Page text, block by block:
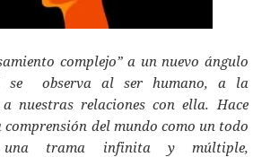
complejo” a un nuevo ángulo
se observa al ser humano, a la
nuestras relaciones con ella. Hace
del mundo como un todo
una trama infinita y múltiple,